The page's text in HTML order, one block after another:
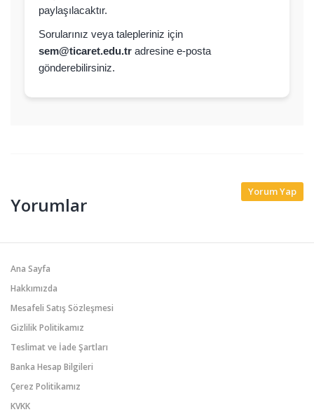
paylaşılacaktır.
Sorularınız veya talepleriniz için
sem@ticaret.edu.tr adresine e-posta
gönderebilirsiniz.
Yorumlar
Yorum Yap
Ana Sayfa
Hakkımızda
Mesafeli Satış Sözleşmesi
Gizlilik Politikamız
Teslimat ve İade Şartları
Banka Hesap Bilgileri
Çerez Politikamız
KVKK